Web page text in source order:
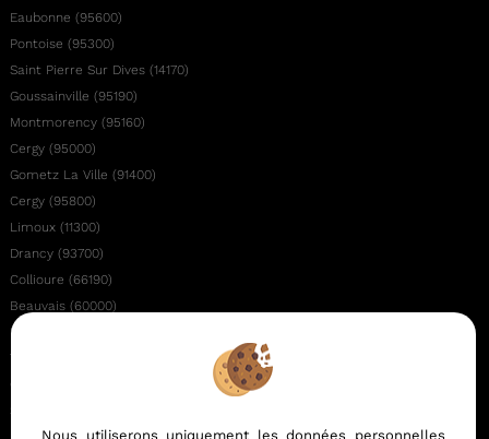
Eaubonne (95600)
Pontoise (95300)
Saint Pierre Sur Dives (14170)
Goussainville (95190)
Montmorency (95160)
Cergy (95000)
Gometz La Ville (91400)
Cergy (95800)
Limoux (11300)
Drancy (93700)
Collioure (66190)
Beauvais (60000)
La Mailleraye Sur Seine (76940)
Thermes Magnoac (65230)
Canet En Roussillon (66140)
Saint Pierre Du Regard (61790)
Nous utiliserons uniquement les données personnelles